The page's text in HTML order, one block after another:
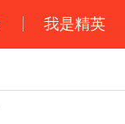
我是精英